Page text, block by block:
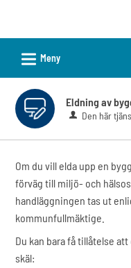
tjänster
Motala
kommun
L Meny
Eldning av
Den här
Om du vill elda upp en
förväg till miljö- och
handläggningen tas ut
kommunfullmäktige.
Du kan bara få tillåtelse
skäl: